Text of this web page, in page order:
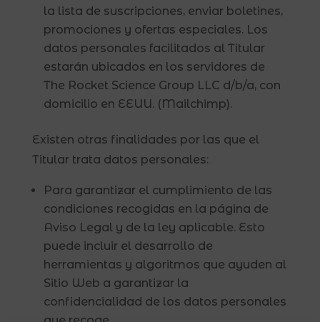
la lista de suscripciones, enviar boletines,
promociones y ofertas especiales. Los
datos personales facilitados al Titular
estarán ubicados en los servidores de
The Rocket Science Group LLC d/b/a, con
domicilio en EEUU. (Mailchimp).
Existen otras finalidades por las que el
Titular trata datos personales:
Para garantizar el cumplimiento de las
condiciones recogidas en la página de
Aviso Legal y de la ley aplicable. Esto
puede incluir el desarrollo de
herramientas y algoritmos que ayuden al
Sitio Web a garantizar la
confidencialidad de los datos personales